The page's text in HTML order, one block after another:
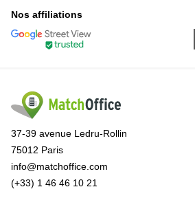
Nos affiliations
37-39 avenue Ledru-Rollin
75012 Paris
info@matchoffice.com
(+33) 1 46 46 10 21